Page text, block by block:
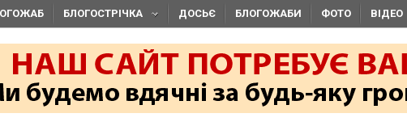
БЛОГОСТРІЧКА ДОСЬЄ БЛОГОЖАБИ ФОТО ВІДЕО